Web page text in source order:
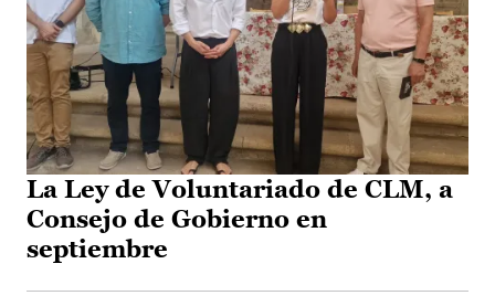
La Ley de Voluntariado de CLM, a
Consejo de Gobierno en
septiembre